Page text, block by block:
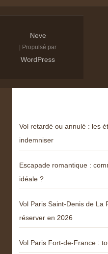
Neve
| Propulsé par
WordPress
Vol retardé ou annulé : les
indemniser
Escapade romantique :
idéale ?
Vol Paris Saint-Denis de La
réserver en 2026
Vol Paris Fort-de-France :